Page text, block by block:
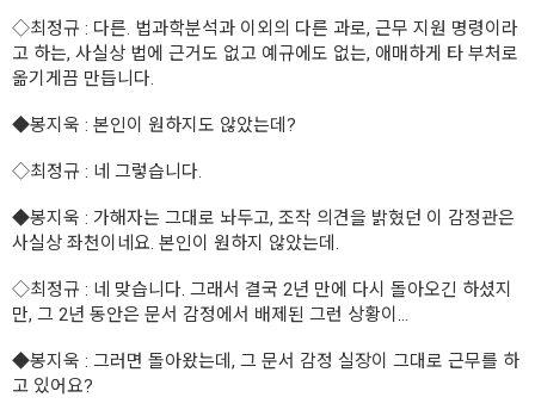
◇최정규 : 다른. 법과학분석과 이외의 다른 과로, 근무 지원 명령이라
고 하는, 사실상 법에 근거도 없고 예규에도 없는, 애매하게 타 부처로
옮기게끔 만듭니다.
◆봉지욱 : 본인이 원하지도 않았는데?
◇최정규 : 네 그렇습니다.
◆봉지욱 : 가해자는 그대로 놔두고, 조작 의견을 밝혔던 이 감정관은
사실상 좌천이네요. 본인이 원하지 않았는데.
◇최정규 : 네 맞습니다. 그래서 결국 2년 만에 다시 돌아오긴 하셨지
만, 그 2년 동안은 문서 감정에서 배제된 그런 상황이...
◆봉지욱 : 그러면 돌아왔는데, 그 문서 감정 실장이 그대로 근무를 하
고 있어요?